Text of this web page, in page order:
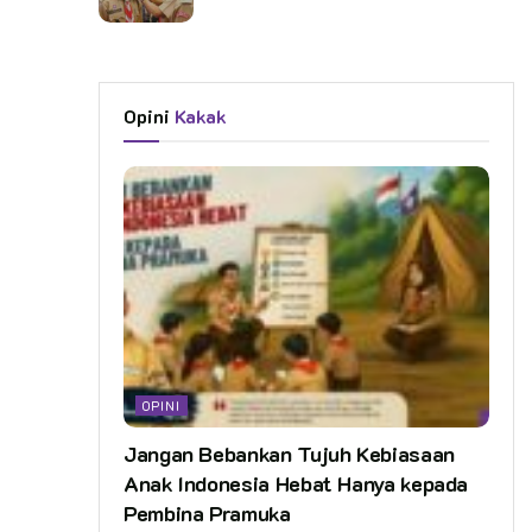
Opini Kakak
OPINI
Jangan Bebankan Tujuh Kebiasaan
Anak Indonesia Hebat Hanya kepada
Pembina Pramuka